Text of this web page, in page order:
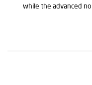
while the advanced